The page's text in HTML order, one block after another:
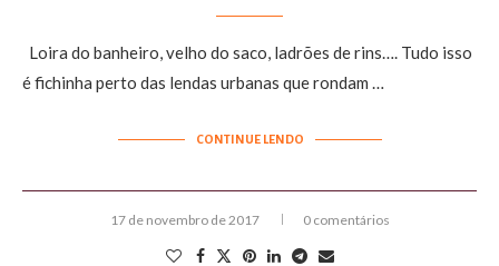
Loira do banheiro, velho do saco, ladrões de rins…. Tudo isso
é fichinha perto das lendas urbanas que rondam …
CONTINUE LENDO
17 de novembro de 2017 0 comentários